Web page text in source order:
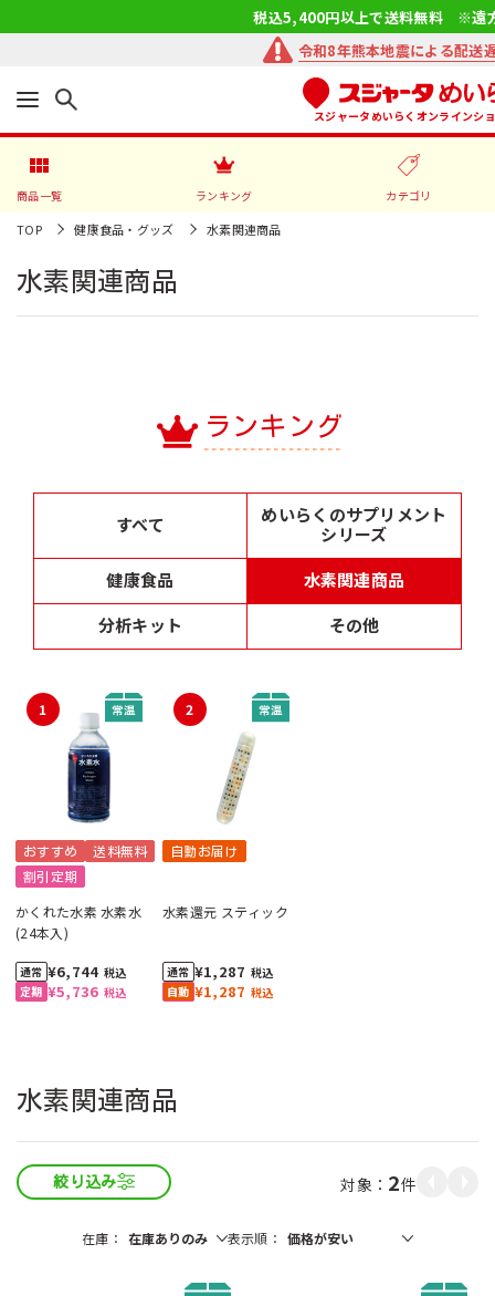
税込5,400円以上で送料無料 ※遠
令和8年熊本地震による配送
スジャータめいらくオンラインシ
商品一覧 ランキング カテゴリ
TOP 健康食品・グッズ 水素関連商品
水素関連商品
ランキング
すべて
めいらくのサプリメント
シリーズ
健康食品
水素関連商品
分析キット
その他
1
おすすめ
送料無料
割引定期
かくれた水素 水素水
(24本入)
¥5,736 税込
¥6,744 税込
2
自動お届け
水素還元 スティック
¥1,287 税込
¥1,287 税込
水素関連商品
絞り込み 2件
在庫 表示順